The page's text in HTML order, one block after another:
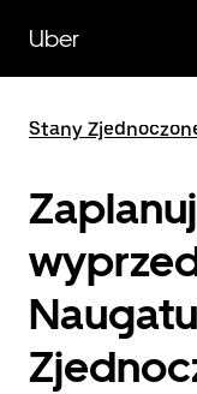
głównej
zawartości
Uber
Stany